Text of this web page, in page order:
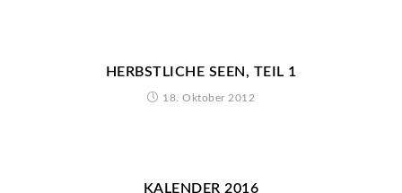
HERBSTLICHE SEEN, TEIL 1
18. Oktober 2012
KALENDER 2016